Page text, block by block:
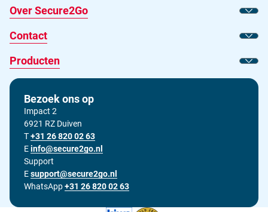
Over Secure2Go
Toon
Contact
Toon
Producten
Toon
Bezoek ons op
Impact 2
6921 RZ Duiven
TBel ons op
+31 26 820 02 63
EStuur ons een e-mail op
info@secure2go.nl
Support
EStuur onze support afdeling een e-mail op
support@secure2go.nl
WhatsApp+31 26 820 02 63